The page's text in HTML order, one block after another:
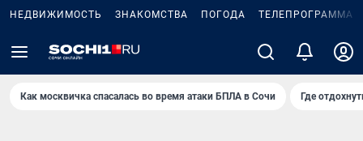
НЕДВИЖИМОСТЬ ЗНАКОМСТВА ПОГОДА ТЕЛЕПРОГРАММА
Как москвичка спасалась во время атаки БПЛА в Сочи Где